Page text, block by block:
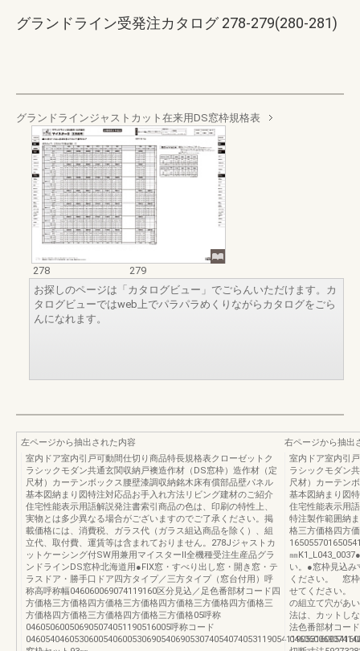
グランドライン受発注カタログ 278-279(280-281)
グランドラインジャストカット在来用DS窓枠規格表
278
279
お探しのページは「カタログビュー」でごらんいただけます。カ
タログビューではweb上でパラパラめくりながらカタログをごら
んになれます。
左ページから抽出された内容
室内ドア室内引戸可動間仕切り商品特長規格表クローゼットク
ラシックモダン共通玄関収納戸襖造作材（DS窓枠）造作材（定
尺材）カーテンボックス腰壁漆調収納銘木床有償部品壁パネル
基本図納まり図特注対応品お手入れ方法リビング建材のご紹介
住宅性能表示用語解説発注書索引商品の色は、印刷の特性上、
実物とは多少異なる場合がございますのでご了承ください。掲
載価格には、消費税、ガラス代（ガラス組込商品を除く）、組
立代、取付費、運賃等は含まれておりません。278Jジャストカ
ットケーシング付SW用兼用マイスターⅡ全機種受注生産品グラ
ンドラインDS窓枠北海道用●FIX窓・すべり出し窓・開き窓・テ
ラスドア・勝手口ドア四方タイプ／三方タイプ（窓台付用）呼
称高呼称幅046060069074119160区分見込／足色番部材コード四
方価格三方価格四方価格三方価格四方価格三方価格四方価格三
方価格四方価格三方価格四方価格三方価格05呼称
046050600506905074051190516005呼称コード
右ページから抽出
室内ドア室内引
ラシックモダン
尺材）カーテン
基本図納まり図
住宅性能表示用
特注製作範囲納
格三方価格四方
㎜
い。●窓枠見込み
ください。 窓枠
せてください。
の組立て穴があ
法は、カットし
法色番部材コー